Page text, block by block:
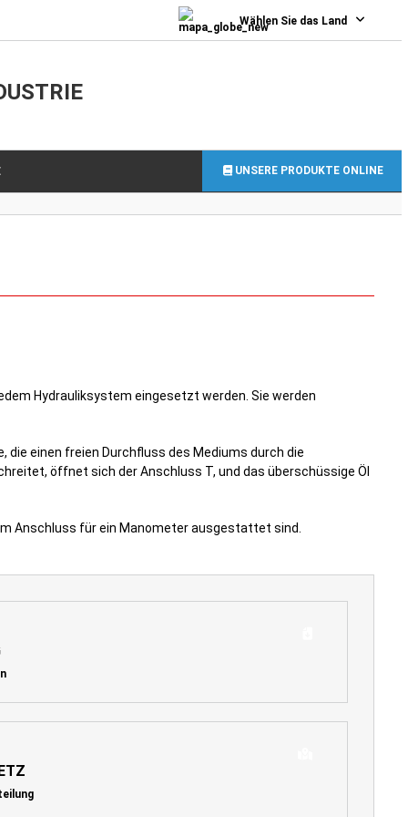
Wählen Sie das Land
UNSERE PRODUKTE ONLINE
Hydrauliksystem eingesetzt werden. Sie werden
einen freien Durchfluss des Mediums durch die
öffnet sich der Anschluss T, und das überschüssige Öl
Anschluss für ein Manometer ausgestattet sind.